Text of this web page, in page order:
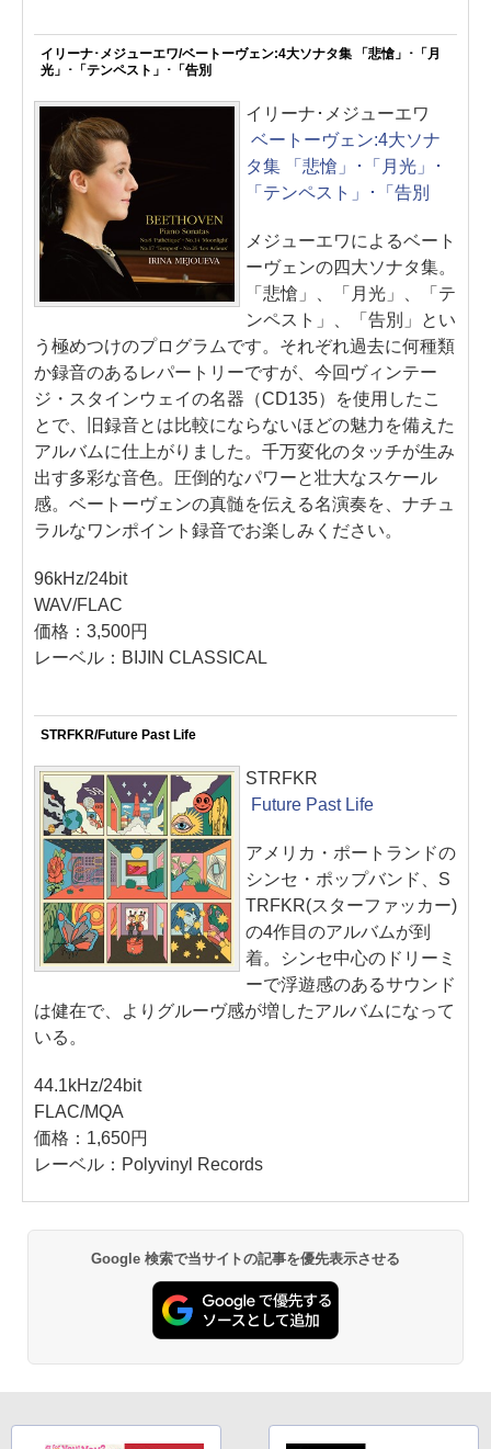
イリーナ･メジューエワ/ベートーヴェン:4大ソナタ集 「悲愴」･「月
光」･「テンペスト」･「告別
イリーナ･メジューエワ
ベートーヴェン:4大ソナ
タ集 「悲愴」･「月光」･
「テンペスト」･「告別
メジューエワによるベート
ーヴェンの四大ソナタ集。
「悲愴」、「月光」、「テ
ンペスト」、「告別」とい
う極めつけのプログラムです。それぞれ過去に何種類
か録音のあるレパートリーですが、今回ヴィンテー
ジ・スタインウェイの名器（CD135）を使用したこ
とで、旧録音とは比較にならないほどの魅力を備えた
アルバムに仕上がりました。千万変化のタッチが生み
出す多彩な音色。圧倒的なパワーと壮大なスケール
感。ベートーヴェンの真髄を伝える名演奏を、ナチュ
ラルなワンポイント録音でお楽しみください。
96kHz/24bit
WAV/FLAC
価格：3,500円
レーベル：BIJIN CLASSICAL
STRFKR/Future Past Life
STRFKR
Future Past Life
アメリカ・ポートランドの
シンセ・ポップバンド、S
TRFKR(スターファッカー)
の4作目のアルバムが到
着。シンセ中心のドリーミ
ーで浮遊感のあるサウンド
は健在で、よりグルーヴ感が増したアルバムになって
いる。
44.1kHz/24bit
FLAC/MQA
価格：1,650円
レーベル：Polyvinyl Records
Google 検索で当サイトの記事を優先表示させる